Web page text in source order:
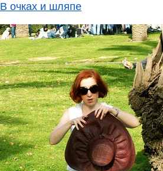
В очках и шляпе